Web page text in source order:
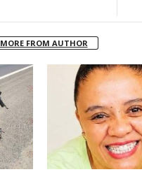
MORE FROM AUTHOR